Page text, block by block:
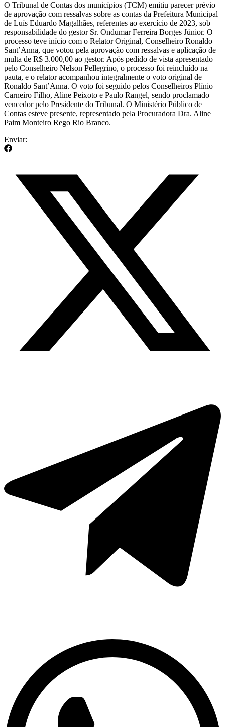
O Tribunal de Contas dos municípios (TCM) emitiu parecer prévio
de aprovação com ressalvas sobre as contas da Prefeitura Municipal
de Luís Eduardo Magalhães, referentes ao exercício de 2023, sob
responsabilidade do gestor Sr. Ondumar Ferreira Borges Júnior. O
processo teve início com o Relator Original, Conselheiro Ronaldo
Sant’Anna, que votou pela aprovação com ressalvas e aplicação de
multa de R$ 3.000,00 ao gestor. Após pedido de vista apresentado
pelo Conselheiro Nelson Pellegrino, o processo foi reincluído na
pauta, e o relator acompanhou integralmente o voto original de
Ronaldo Sant’Anna. O voto foi seguido pelos Conselheiros Plínio
Carneiro Filho, Aline Peixoto e Paulo Rangel, sendo proclamado
vencedor pelo Presidente do Tribunal. O Ministério Público de
Contas esteve presente, representado pela Procuradora Dra. Aline
Paim Monteiro Rego Rio Branco.
Enviar: